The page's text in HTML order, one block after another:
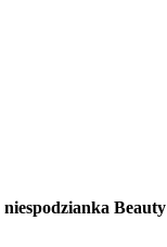
niespodzianka Beauty